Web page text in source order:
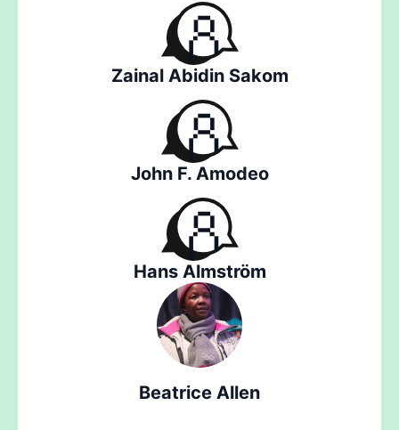
Zainal Abidin Sakom
John F. Amodeo
Hans Almström
Beatrice Allen